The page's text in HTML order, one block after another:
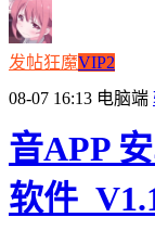
发帖狂魔VIP2
08-07 16:13 电脑端
音APP
软件